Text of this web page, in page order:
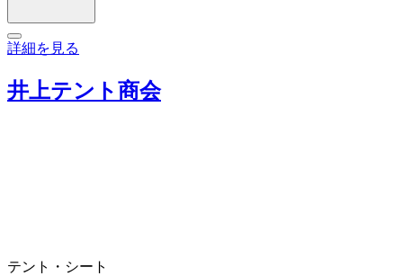
詳細を見る
井上テント商会
テント・シート